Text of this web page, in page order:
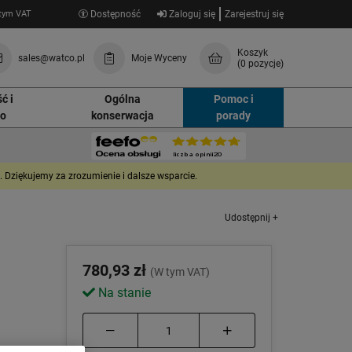
VAT Dostępność Zaloguj się Zarejestruj się
sales@watco.pl Moje Wyceny
Koszyk
(0 pozycje)
i
Ogólna
konserwacja
Pomoc i
porady
za zrozumienie i dalsze wsparcie.
Udostępnij +
780,93 zł (W tym VAT)
Na stanie